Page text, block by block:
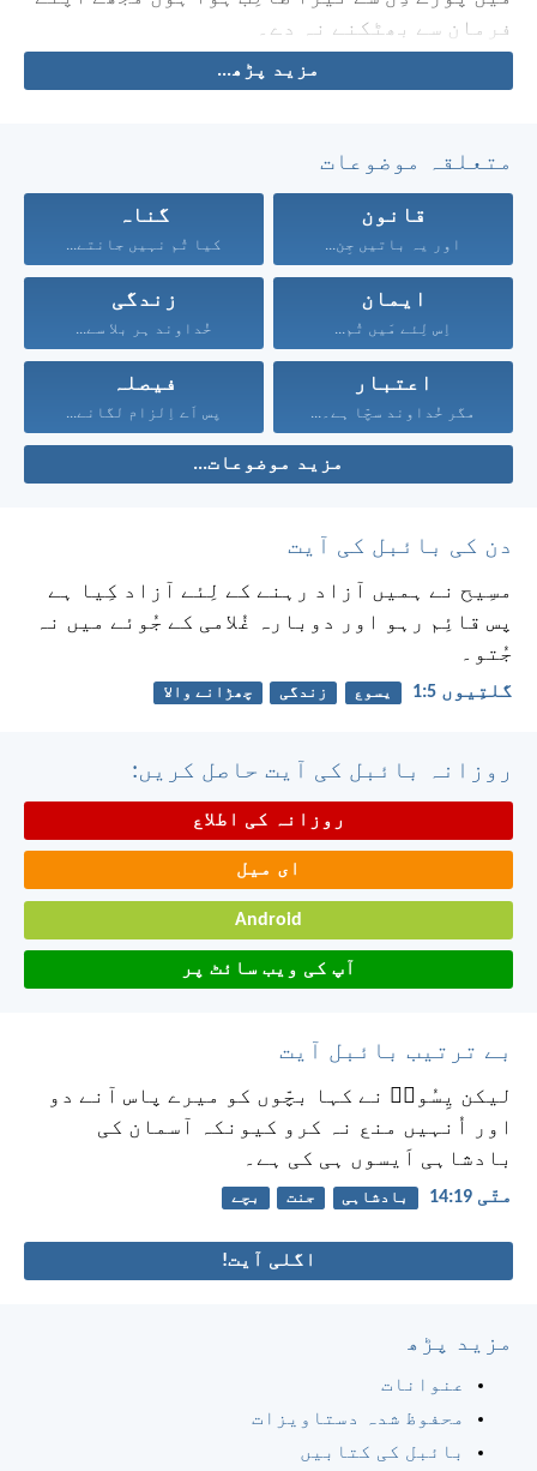
فرمان سے بھٹکنے نہ دے۔
مزید پڑھ...
متعلقہ موضوعات
قانون
اور یہ باتیں جِن...
گناہ
کیا تُم نہیں جانتے...
ایمان
اِس لِئے مَیں تُم...
زندگی
خُداوند ہر بلا سے...
اعتبار
مگر خُداوند سچّا ہے۔...
فیصلہ
پس اَے اِلزام لگانے...
مزید موضوعات...
دن کی بائبل کی آیت
مسِیح نے ہمیں آزاد رہنے کے لِئے آزاد کِیا ہے
پس قائِم رہو اور دوبارہ غُلامی کے جُوئے میں نہ
جُتو۔
گلتِیوں 5:‏1 یسوع زندگی چھڑانے والا
روزانہ بائبل کی آیت حاصل کریں:
روزانہ کی اطلاع
ای میل
Android
آپ کی ویب سائٹ پر
بے ترتیب بائبل آیت
لیکن یِسُوعؔ نے کہا بچّوں کو میرے پاس آنے دو
اور اُنہیں منع نہ کرو کیونکہ آسمان کی
بادشاہی اَیسوں ہی کی ہے۔
متّی 19:‏14 بادشاہی جنت بچے
اگلی آیت!
مزید پڑھ
عنوانات
محفوظ شدہ دستاویزات
بائبل کی کتابیں